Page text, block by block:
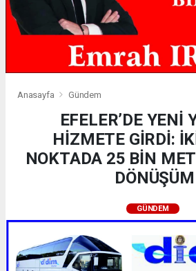
Anasayfa Gündem
EFELER’DE YENİ
HİZMETE GİRDİ:
NOKTADA 25 BİN
DÖNÜŞÜM
GÜNDEM